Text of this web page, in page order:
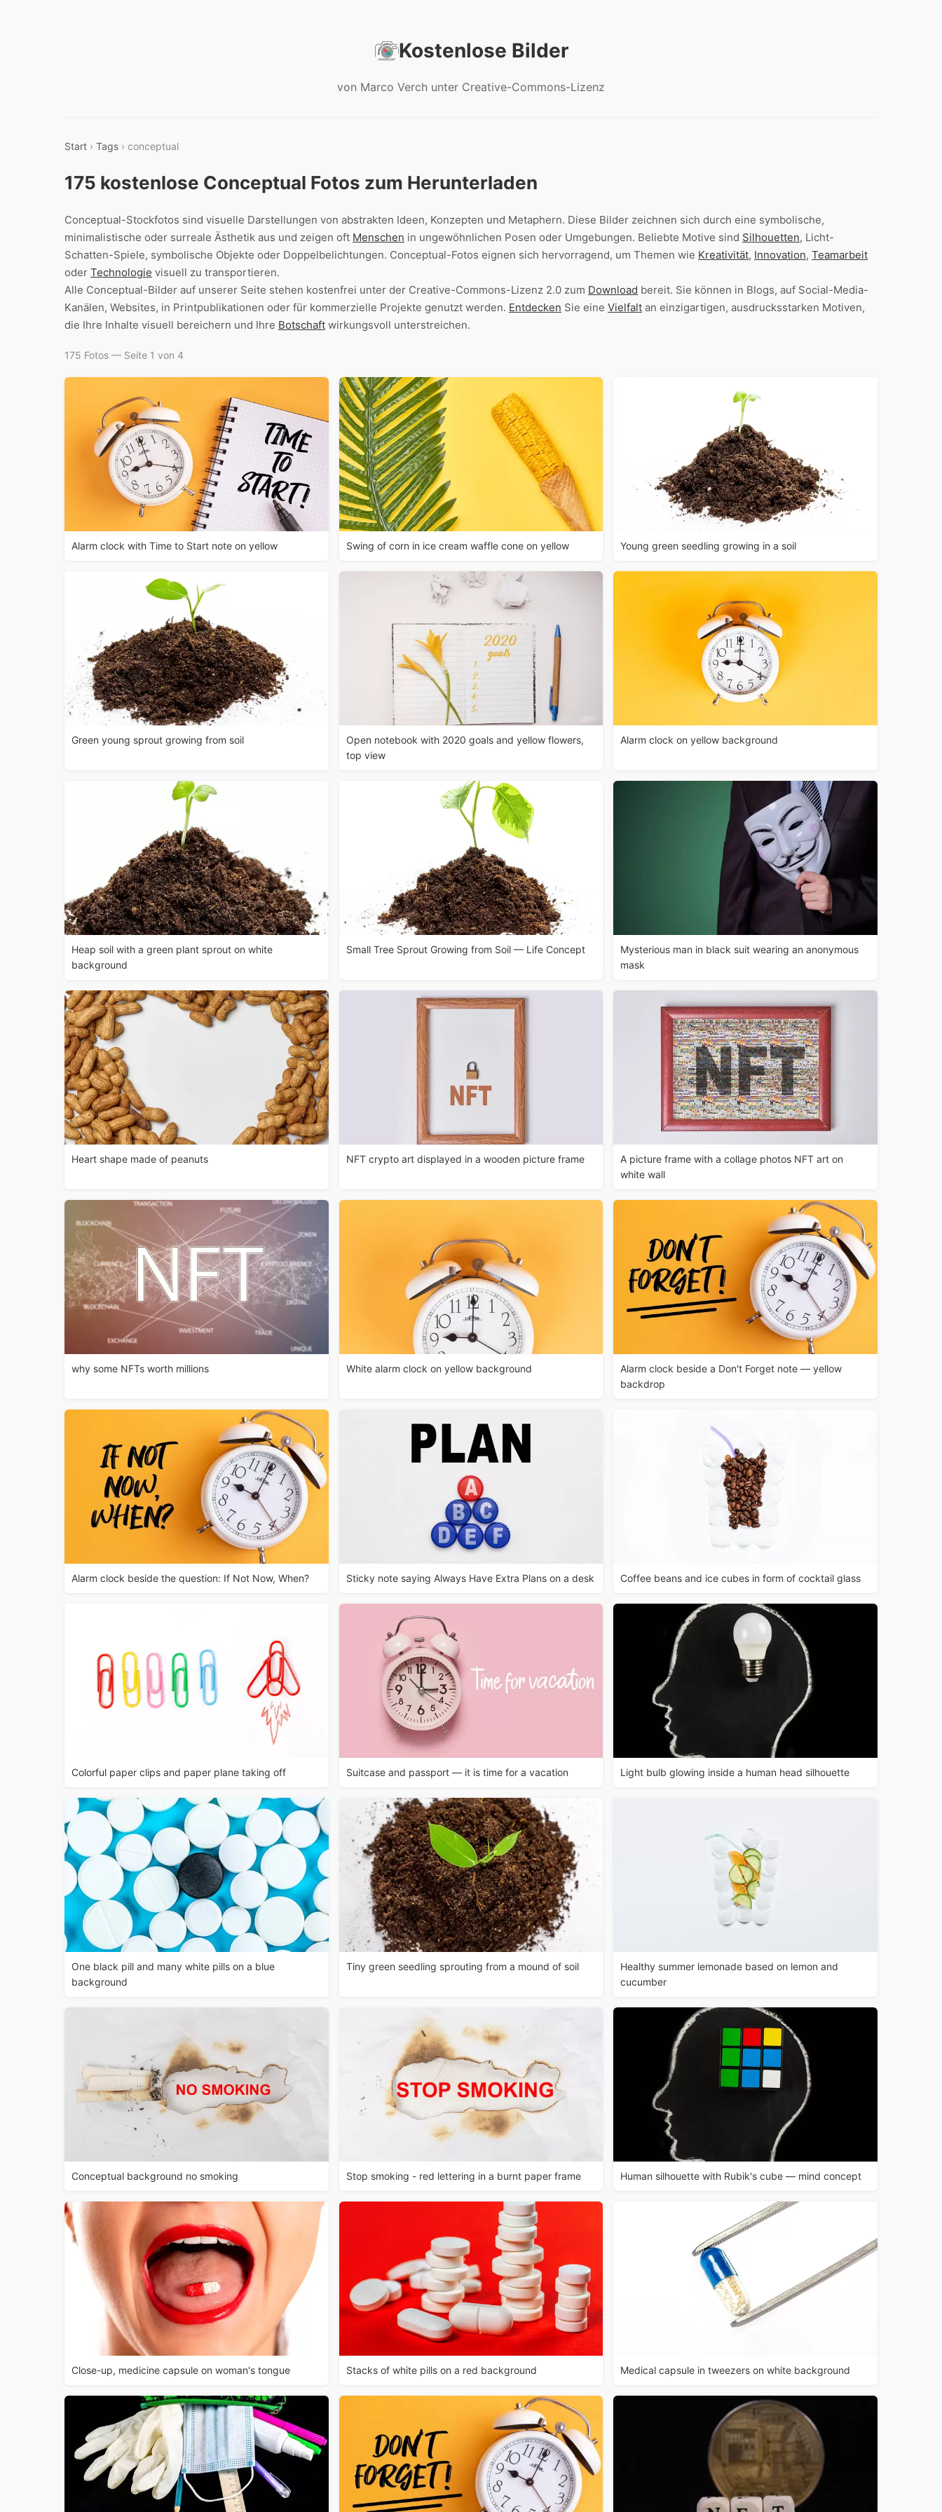
Kostenlose Bilder
von Marco Verch unter Creative-Commons-Lizenz
Start › Tags › conceptual
175 kostenlose Conceptual Fotos zum Herunterladen
Conceptual-Stockfotos sind visuelle Darstellungen von abstrakten Ideen, Konzepten und Metaphern. Diese Bilder zeichnen sich durch eine symbolische,
minimalistische oder surreale Ästhetik aus und zeigen oft Menschen in ungewöhnlichen Posen oder Umgebungen. Beliebte Motive sind Silhouetten, Licht-
Schatten-Spiele, symbolische Objekte oder Doppelbelichtungen. Conceptual-Fotos eignen sich hervorragend, um Themen wie Kreativität, Innovation, Teamarbeit
oder Technologie visuell zu transportieren.
Alle Conceptual-Bilder auf unserer Seite stehen kostenfrei unter der Creative-Commons-Lizenz 2.0 zum Download bereit. Sie können in Blogs, auf Social-Media-
Kanälen, Websites, in Printpublikationen oder für kommerzielle Projekte genutzt werden. Entdecken Sie eine Vielfalt an einzigartigen, ausdrucksstarken Motiven,
die Ihre Inhalte visuell bereichern und Ihre Botschaft wirkungsvoll unterstreichen.
175 Fotos — Seite 1 von 4
Alarm clock with Time to Start note on yellow Swing of corn in ice cream waffle cone on yellow Young green seedling growing in a soil
Green young sprout growing from soil
Open notebook with 2020 goals and yellow flowers,
top view
Alarm clock on yellow background
Heap soil with a green plant sprout on white
background
Small Tree Sprout Growing from Soil — Life Concept
Mysterious man in black suit wearing an anonymous
mask
Heart shape made of peanuts NFT crypto art displayed in a wooden picture frame
A picture frame with a collage photos NFT art on
white wall
why some NFTs worth millions White alarm clock on yellow background
Alarm clock beside a Don't Forget note — yellow
backdrop
Alarm clock beside the question: If Not Now, When? Sticky note saying Always Have Extra Plans on a desk Coffee beans and ice cubes in form of cocktail glass
Colorful paper clips and paper plane taking off Suitcase and passport — it is time for a vacation Light bulb glowing inside a human head silhouette
One black pill and many white pills on a blue
background
Tiny green seedling sprouting from a mound of soil
Healthy summer lemonade based on lemon and
cucumber
Conceptual background no smoking Stop smoking - red lettering in a burnt paper frame Human silhouette with Rubik's cube — mind concept
Close-up, medicine capsule on woman's tongue Stacks of white pills on a red background Medical capsule in tweezers on white background